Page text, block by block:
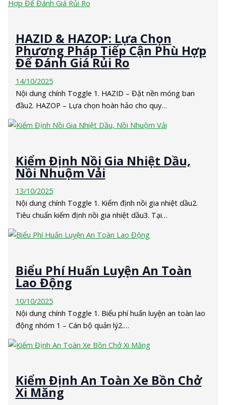
HAZID & HAZOP: Lựa Chọn
Phương Pháp Tiếp Cận Phù Hợp
Để Đánh Giá Rủi Ro
14/10/2025
Nội dung chính Toggle 1. HAZID – Đặt nền móng ban
đầu2. HAZOP – Lựa chọn hoàn hảo cho quy…
Kiểm Định Nồi Gia Nhiệt Dầu,
Nồi Nhuộm Vải
13/10/2025
Nội dung chính Toggle 1. Kiểm định nồi gia nhiệt dầu2.
Tiêu chuẩn kiểm định nồi gia nhiệt dầu3. Tại…
Biểu Phí Huấn Luyện An Toàn
Lao Động
10/10/2025
Nội dung chính Toggle 1. Biểu phí huấn luyện an toàn lao
động nhóm 1 – Cán bộ quản lý2.…
Kiểm Định An Toàn Xe Bồn Chở
Xi Măng